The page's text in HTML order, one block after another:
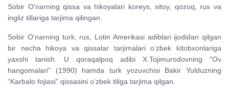
Sobir O‘narning qissa va hikoyalari koreys, xitoy, qozoq, rus va
ingliz tillariga tarjima qilingan.
Sobir O‘narning turk, rus, Lotin Amerikasi adiblari ijodidan qilgan
bir necha hikoya va qissalar tarjimalari o‘zbek kitobxonlariga
yaxshi tanish. U qoraqalpoq adibi X.Tojimurodovning “Ov
hangomalari” (1990) hamda turk yozuvchisi Bakir Yulduzning
“Karbalo fojiasi” qissasini o‘zbek tiliga tarjima qilgan.